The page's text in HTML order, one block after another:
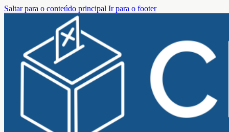
Saltar para o conteúdo principal Ir para o footer